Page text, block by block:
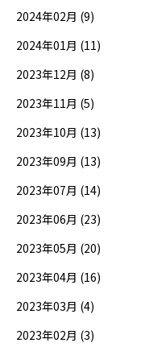
2024年02月 (9)
2024年01月 (11)
2023年12月 (8)
2023年11月 (5)
2023年10月 (13)
2023年09月 (13)
2023年07月 (14)
2023年06月 (23)
2023年05月 (20)
2023年04月 (16)
2023年03月 (4)
2023年02月 (3)